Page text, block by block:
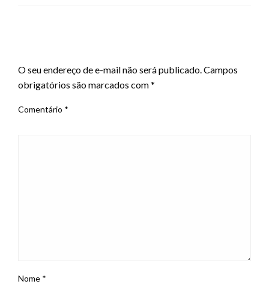
O seu endereço de e-mail não será publicado.Campos
obrigatórios são marcados com*
Comentário *
Nome *